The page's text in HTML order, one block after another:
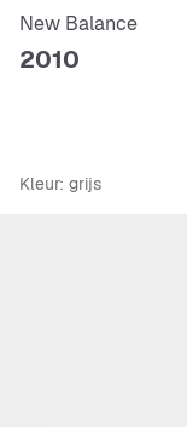
New Balance
2010
Kleur: grijs